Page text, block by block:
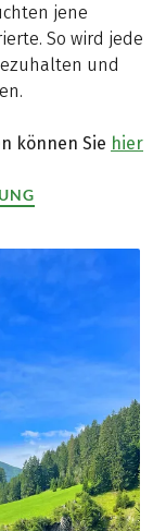
jene
So wird jede
und
können Sie hier